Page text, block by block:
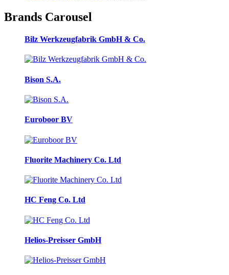
Brands Carousel
Bilz Werkzeugfabrik GmbH & Co.
Bison S.A.
Euroboor BV
Fluorite Machinery Co. Ltd
HC Feng Co. Ltd
Helios-Preisser GmbH